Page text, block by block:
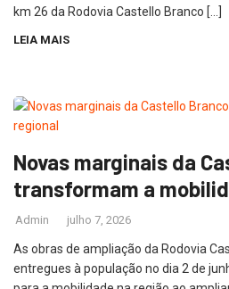
km 26 da Rodovia Castello Branco […]
LEIA MAIS
Novas marginais da
transformam a
Admin julho 7, 2026
As obras de ampliação da Rodovia
entregues à população no dia 2 de